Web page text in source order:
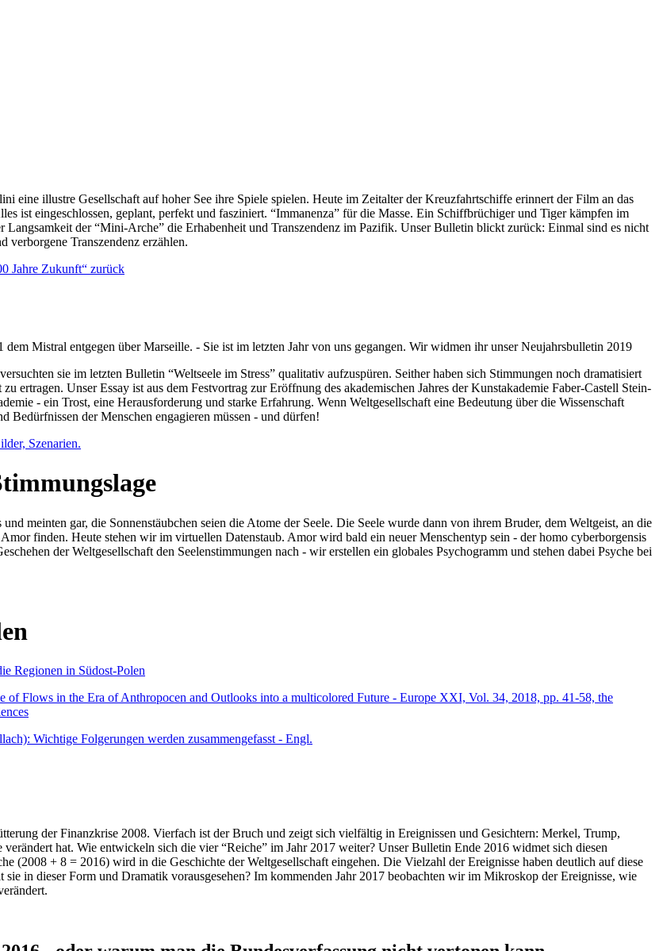
eine illustre Gesellschaft auf hoher See ihre Spiele spielen. Heute im Zeitalter der Kreuzfahrtschiffe erinnert der Film an das
ist eingeschlossen, geplant, perfekt und fasziniert. “Immanenza” für die Masse. Ein Schiffbrüchiger und Tiger kämpfen im
der “Mini-Arche” die Erhabenheit und Transzendenz im Pazifik. Unser Bulletin blickt zurück: Einmal sind es nicht
verborgene Transzendenz erzählen.
Jahre Zukunft“ zurück
Mistral entgegen über Marseille. - Sie ist im letzten Jahr von uns gegangen. Wir widmen ihr unser Neujahrsbulletin 2019
sie im letzten Bulletin “Weltseele im Stress” qualitativ aufzuspüren. Seither haben sich Stimmungen noch dramatisiert
ertragen. Unser Essay ist aus dem Festvortrag zur Eröffnung des akademischen Jahres der Kunstakademie Faber-Castell Stein-
- ein Trost, eine Herausforderung und starke Erfahrung. Wenn Weltgesellschaft eine Bedeutung über die Wissenschaft
der Menschen engagieren müssen - und dürfen!
Szenarien.
meinten gar, die Sonnenstäubchen seien die Atome der Seele. Die Seele wurde dann von ihrem Bruder, dem Weltgeist, an die
finden. Heute stehen wir im virtuellen Datenstaub. Amor wird bald ein neuer Menschentyp sein - der homo cyberborgensis
der Weltgesellschaft den Seelenstimmungen nach - wir erstellen ein globales Psychogramm und stehen dabei Psyche bei
Regionen in Südost-Polen
Flows in the Era of Anthropocen and Outlooks into a multicolored Future - Europe XXI, Vol. 34, 2018, pp. 41-58, the
Wichtige Folgerungen werden zusammengefasst - Engl.
der Finanzkrise 2008. Vierfach ist der Bruch und zeigt sich vielfältig in Ereignissen und Gesichtern: Merkel, Trump,
hat. Wie entwickeln sich die vier “Reiche” im Jahr 2017 weiter? Unser Bulletin Ende 2016 widmet sich diesen
(2008 + 8 = 2016) wird in die Geschichte der Weltgesellschaft eingehen. Die Vielzahl der Ereignisse haben deutlich auf diese
in dieser Form und Dramatik vorausgesehen? Im kommenden Jahr 2017 beobachten wir im Mikroskop der Ereignisse, wie